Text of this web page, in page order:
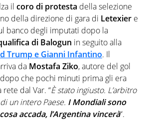
il coro di protesta della selezione
della direzione di gara di Letexier e
banco degli imputati dopo la
di Balogun in seguito alla
Trump e Gianni Infantino. Il
da Mostafa Ziko, autore del gol
che pochi minuti prima gli era
rete dal Var. “È stato ingiusto. L’arbitro
un intero Paese. I Mondiali sono
accada, l’Argentina vincerà“.